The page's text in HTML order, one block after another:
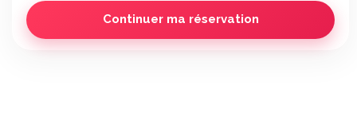
Continuer ma réservation